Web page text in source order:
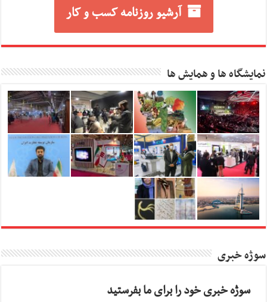
آرشیو روزنامه کسب و کار
نمایشگاه ها و همایش ها
سوژه خبری
سوژه خبری خود را برای ما بفرستید